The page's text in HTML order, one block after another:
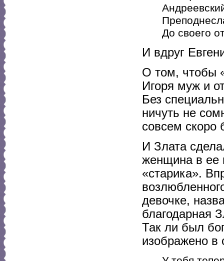
До своего
И вдруг
О том, чтобы
Игоря муж и
Без
ничуть не
совсем скоро
И Злата
женщина в ее
«старика».
девочке,
благодарная
Так ли был
изображено в